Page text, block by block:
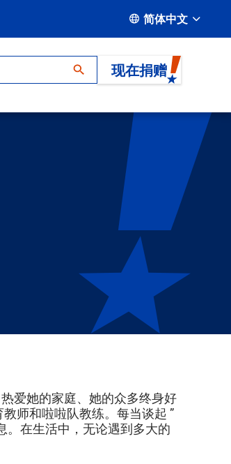
简体中文
现在捐赠
爱她的家庭、她的众多终身好
师和啦啦队教练。每当谈起 ”
。在生活中，无论遇到多大的